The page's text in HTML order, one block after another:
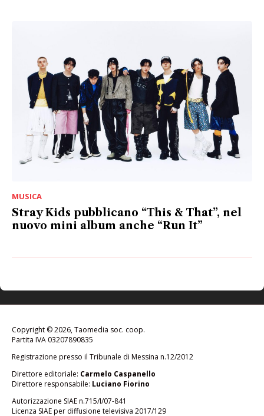
MUSICA
Stray Kids pubblicano “This & That”, nel
nuovo mini album anche “Run It”
Copyright © 2026, Taomedia soc. coop.
Partita IVA 03207890835
Registrazione presso il Tribunale di Messina n.12/2012
Direttore editoriale: Carmelo Caspanello
Direttore responsabile: Luciano Fiorino
Autorizzazione SIAE n.715/I/07-841
Licenza SIAE per diffusione televisiva 2017/129